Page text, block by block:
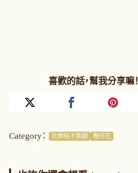
Category： 社群帖子集錦 春仔花